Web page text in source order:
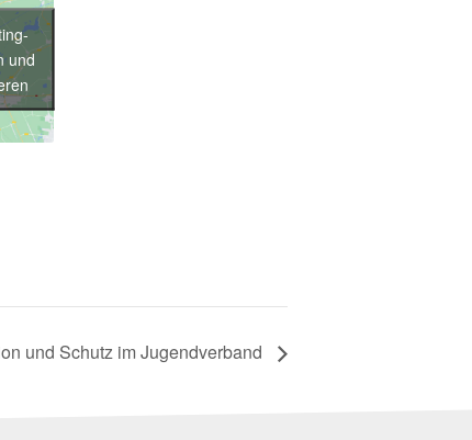
und
und Schutz im Jugendverband